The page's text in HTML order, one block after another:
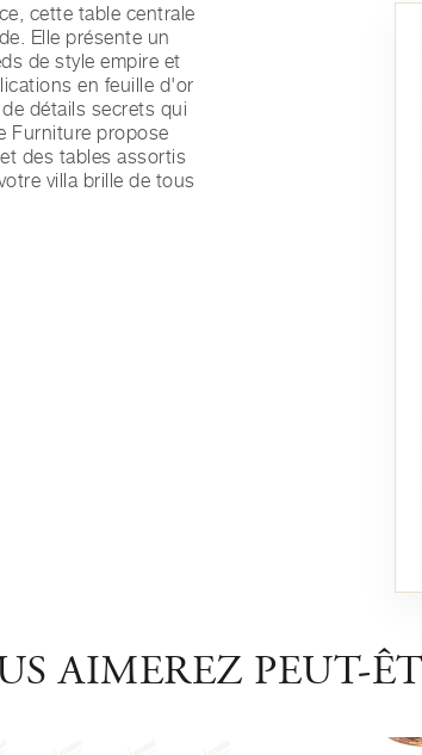
cette table centrale
Elle présente un
de style empire et
en feuille d'or
détails secrets qui
Furniture propose
des tables assortis
villa brille de tous
AIMEREZ PEUT-